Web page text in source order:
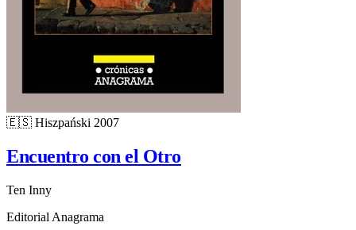
🇪🇸 Hiszpański 2007
Encuentro con el Otro
Ten Inny
Editorial Anagrama